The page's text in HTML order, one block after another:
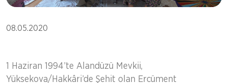
08.05.2020
1 Haziran 1994’te Alandüzü Mevkii,
Yüksekova/Hakkâri’de Şehit olan Ercüment